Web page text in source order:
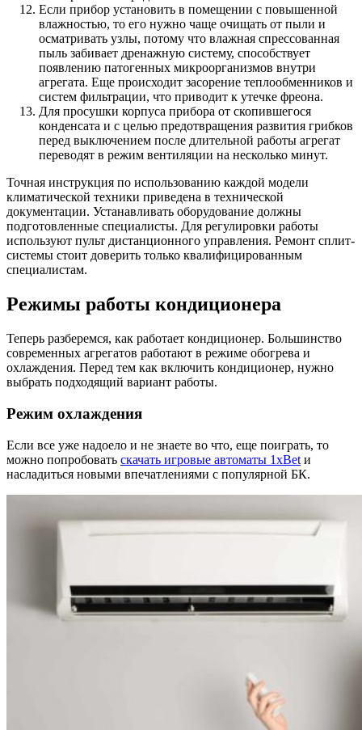
Если прибор установить в помещении с повышенной
влажностью, то его нужно чаще очищать от пыли и
осматривать узлы, потому что влажная спрессованная
пыль забивает дренажную систему, способствует
появлению патогенных микроорганизмов внутри
агрегата. Еще происходит засорение теплообменников и
систем фильтрации, что приводит к утечке фреона.
Для просушки корпуса прибора от скопившегося
конденсата и с целью предотвращения развития грибков
перед выключением после длительной работы агрегат
переводят в режим вентиляции на несколько минут.
Точная инструкция по использованию каждой модели
климатической техники приведена в технической
документации. Устанавливать оборудование должны
подготовленные специалисты. Для регулировки работы
используют пульт дистанционного управления. Ремонт сплит-
системы стоит доверить только квалифицированным
специалистам.
Режимы работы кондиционера
Теперь разберемся, как работает кондиционер. Большинство
современных агрегатов работают в режиме обогрева и
охлаждения. Перед тем как включить кондиционер, нужно
выбрать подходящий вариант работы.
Режим охлаждения
Если все уже надоело и не знаете во что, еще поиграть, то
можно попробовать скачать игровые автоматы 1xBet и
насладиться новыми впечатлениями с популярной БК.